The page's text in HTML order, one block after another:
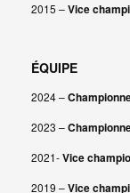
2015 –Vice
ÉQUIPE
2024 –
2023 –
2021-Vice
2019 –Vice